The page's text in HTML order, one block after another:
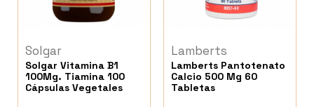
Solgar
Solgar Vitamina B1
100Mg. Tiamina 100
Cápsulas Vegetales
Lamberts
Lamberts Pantotenato
Calcio 500 Mg 60
Tabletas